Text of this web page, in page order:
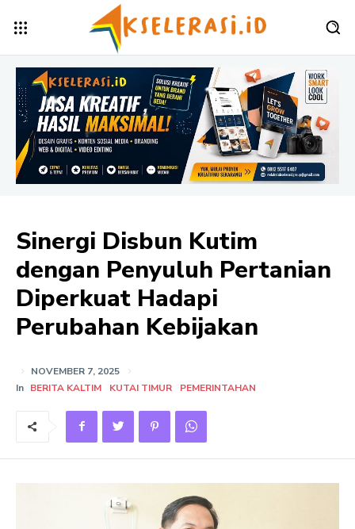
Sinergi Disbun Kutim
dengan Penyuluh Pertanian
Diperkuat Hadapi
Perubahan Kebijakan
NOVEMBER 7, 2025
In BERITA KALTIM KUTAI TIMUR PEMERINTAHAN